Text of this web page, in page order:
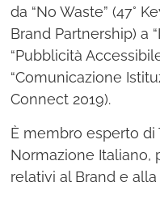
da “No Waste” (47°
Brand Partnership) a
“Pubblicità
“Comunicazione
Connect 2019).
È membro esperto di
Normazione Italiano,
relativi al Brand e